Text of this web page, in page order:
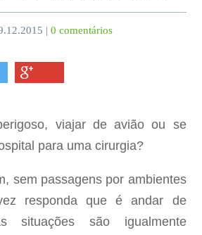
|0 comentários
viajar de avião ou se
para uma cirurgia?
sem passagens por ambientes
responda que é andar de
situações são igualmente